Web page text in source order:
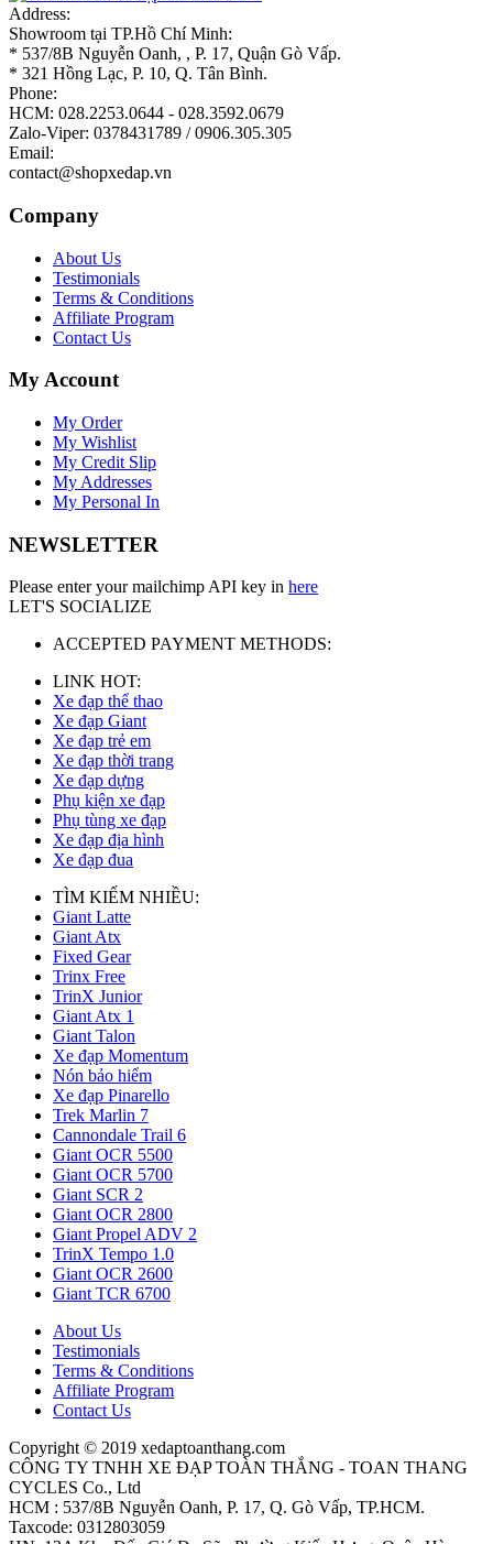
Address:
Showroom tại TP.Hồ Chí Minh:
* 537/8B Nguyễn Oanh, , P. 17, Quận Gò Vấp.
* 321 Hồng Lạc, P. 10, Q. Tân Bình.
Phone:
HCM: 028.2253.0644 - 028.3592.0679
Zalo-Viper: 0378431789 / 0906.305.305
Email:
contact@shopxedap.vn
Company
About Us
Testimonials
Terms & Conditions
Affiliate Program
Contact Us
My Account
My Order
My Wishlist
My Credit Slip
My Addresses
My Personal In
NEWSLETTER
Please enter your mailchimp API key in here
LET'S SOCIALIZE
ACCEPTED PAYMENT METHODS:
LINK HOT:
Xe đạp thể thao
Xe đạp Giant
Xe đạp trẻ em
Xe đạp thời trang
Xe đạp dựng
Phụ kiện xe đạp
Phụ tùng xe đạp
Xe đạp địa hình
Xe đạp đua
TÌM KIẾM NHIỀU:
Giant Latte
Giant Atx
Fixed Gear
Trinx Free
TrinX Junior
Giant Atx 1
Giant Talon
Xe đạp Momentum
Nón bảo hiểm
Xe đạp Pinarello
Trek Marlin 7
Cannondale Trail 6
Giant OCR 5500
Giant OCR 5700
Giant SCR 2
Giant OCR 2800
Giant Propel ADV 2
TrinX Tempo 1.0
Giant OCR 2600
Giant TCR 6700
About Us
Testimonials
Terms & Conditions
Affiliate Program
Contact Us
Copyright © 2019 xedaptoanthang.com
CÔNG TY TNHH XE ĐẠP TOÀN THẮNG - TOAN THANG
CYCLES Co., Ltd
HCM : 537/8B Nguyễn Oanh, P. 17, Q. Gò Vấp, TP.HCM.
Taxcode: 0312803059